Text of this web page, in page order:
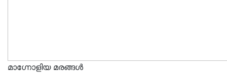
മാഗ്നോളിയ മരങ്ങൾ